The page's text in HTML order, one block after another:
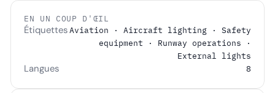
EN UN COUP D'ŒIL
ÉtiquettesAviation · Aircraft lighting · Safety
equipment · Runway operations ·
External lights
Langues 8